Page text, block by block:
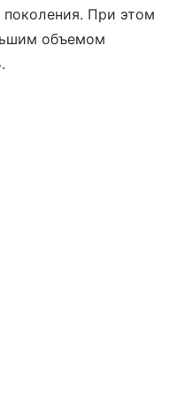
поколения. При этом
объемом